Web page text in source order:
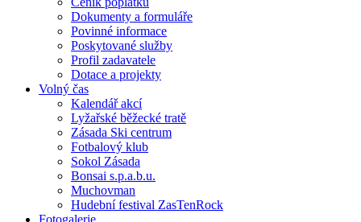
Dokumenty a formuláře
Povinné informace
Poskytované služby
Profil zadavatele
Dotace a projekty
Volný čas
Kalendář akcí
Lyžařské běžecké tratě
Zásada Ski centrum
Fotbalový klub
Sokol Zásada
Bonsai s.p.a.b.u.
Muchovman
Hudební festival ZasTenRock
Fotogalerie